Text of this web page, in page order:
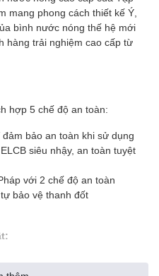
mang phong cách thiết kế Ý,
bình nước nóng thế hệ mới
hàng trải nghiệm cao cấp từ
hợp 5 chế độ an toàn:
bảo an toàn khi sử dụng
siêu nhậy, an toàn tuyệt
với 2 chế độ an toàn
bảo vệ thanh đốt
tạo siêu bền bảo hành 7